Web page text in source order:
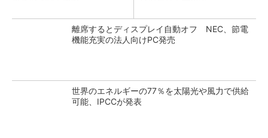
離席するとディスプレイ自動オフ NEC、節電
機能充実の法人向けPC発売
世界のエネルギーの77％を太陽光や風力で供給
可能、IPCCが発表